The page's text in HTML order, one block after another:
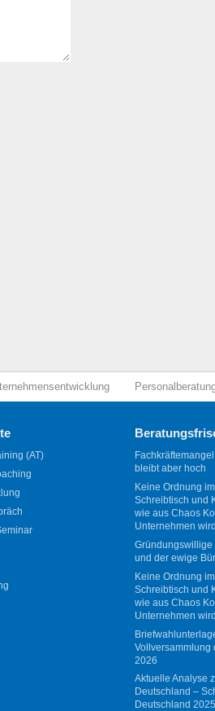
(AT)
bleibt aber hoch
Keine Ordnung
Schreibtisch und
wie aus Chaos
Unternehmen wird
Gründungswillige
und der ewige
Keine Ordnung
Schreibtisch und
wie aus Chaos
Unternehmen wird
Vollversammlung
2026
Aktuelle Analyse
Deutschland –
Deutschland 2025